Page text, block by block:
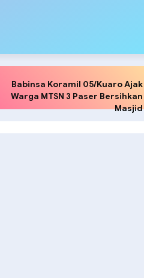
Babinsa Koramil 05/Kuaro Ajak
Warga MTSN 3 Paser Bersihkan
Masjid